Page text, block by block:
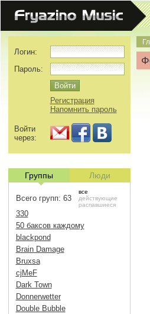
Логин:
Пароль:
Регистрация
Напомнить пароль
Войти
через:
Группы Люди
Всего групп: 63
все
действующие
распавшиеся
330
50 баксов каждому
blackpond
Brain Damage
Bruxsa
cjMeF
Dark Town
Donnerwetter
Double Bubble